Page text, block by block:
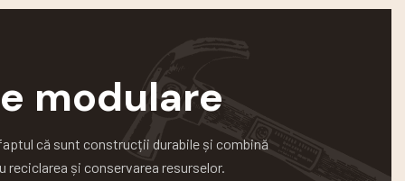
modulare
că sunt construcții durabile și combină
și conservarea resurselor.